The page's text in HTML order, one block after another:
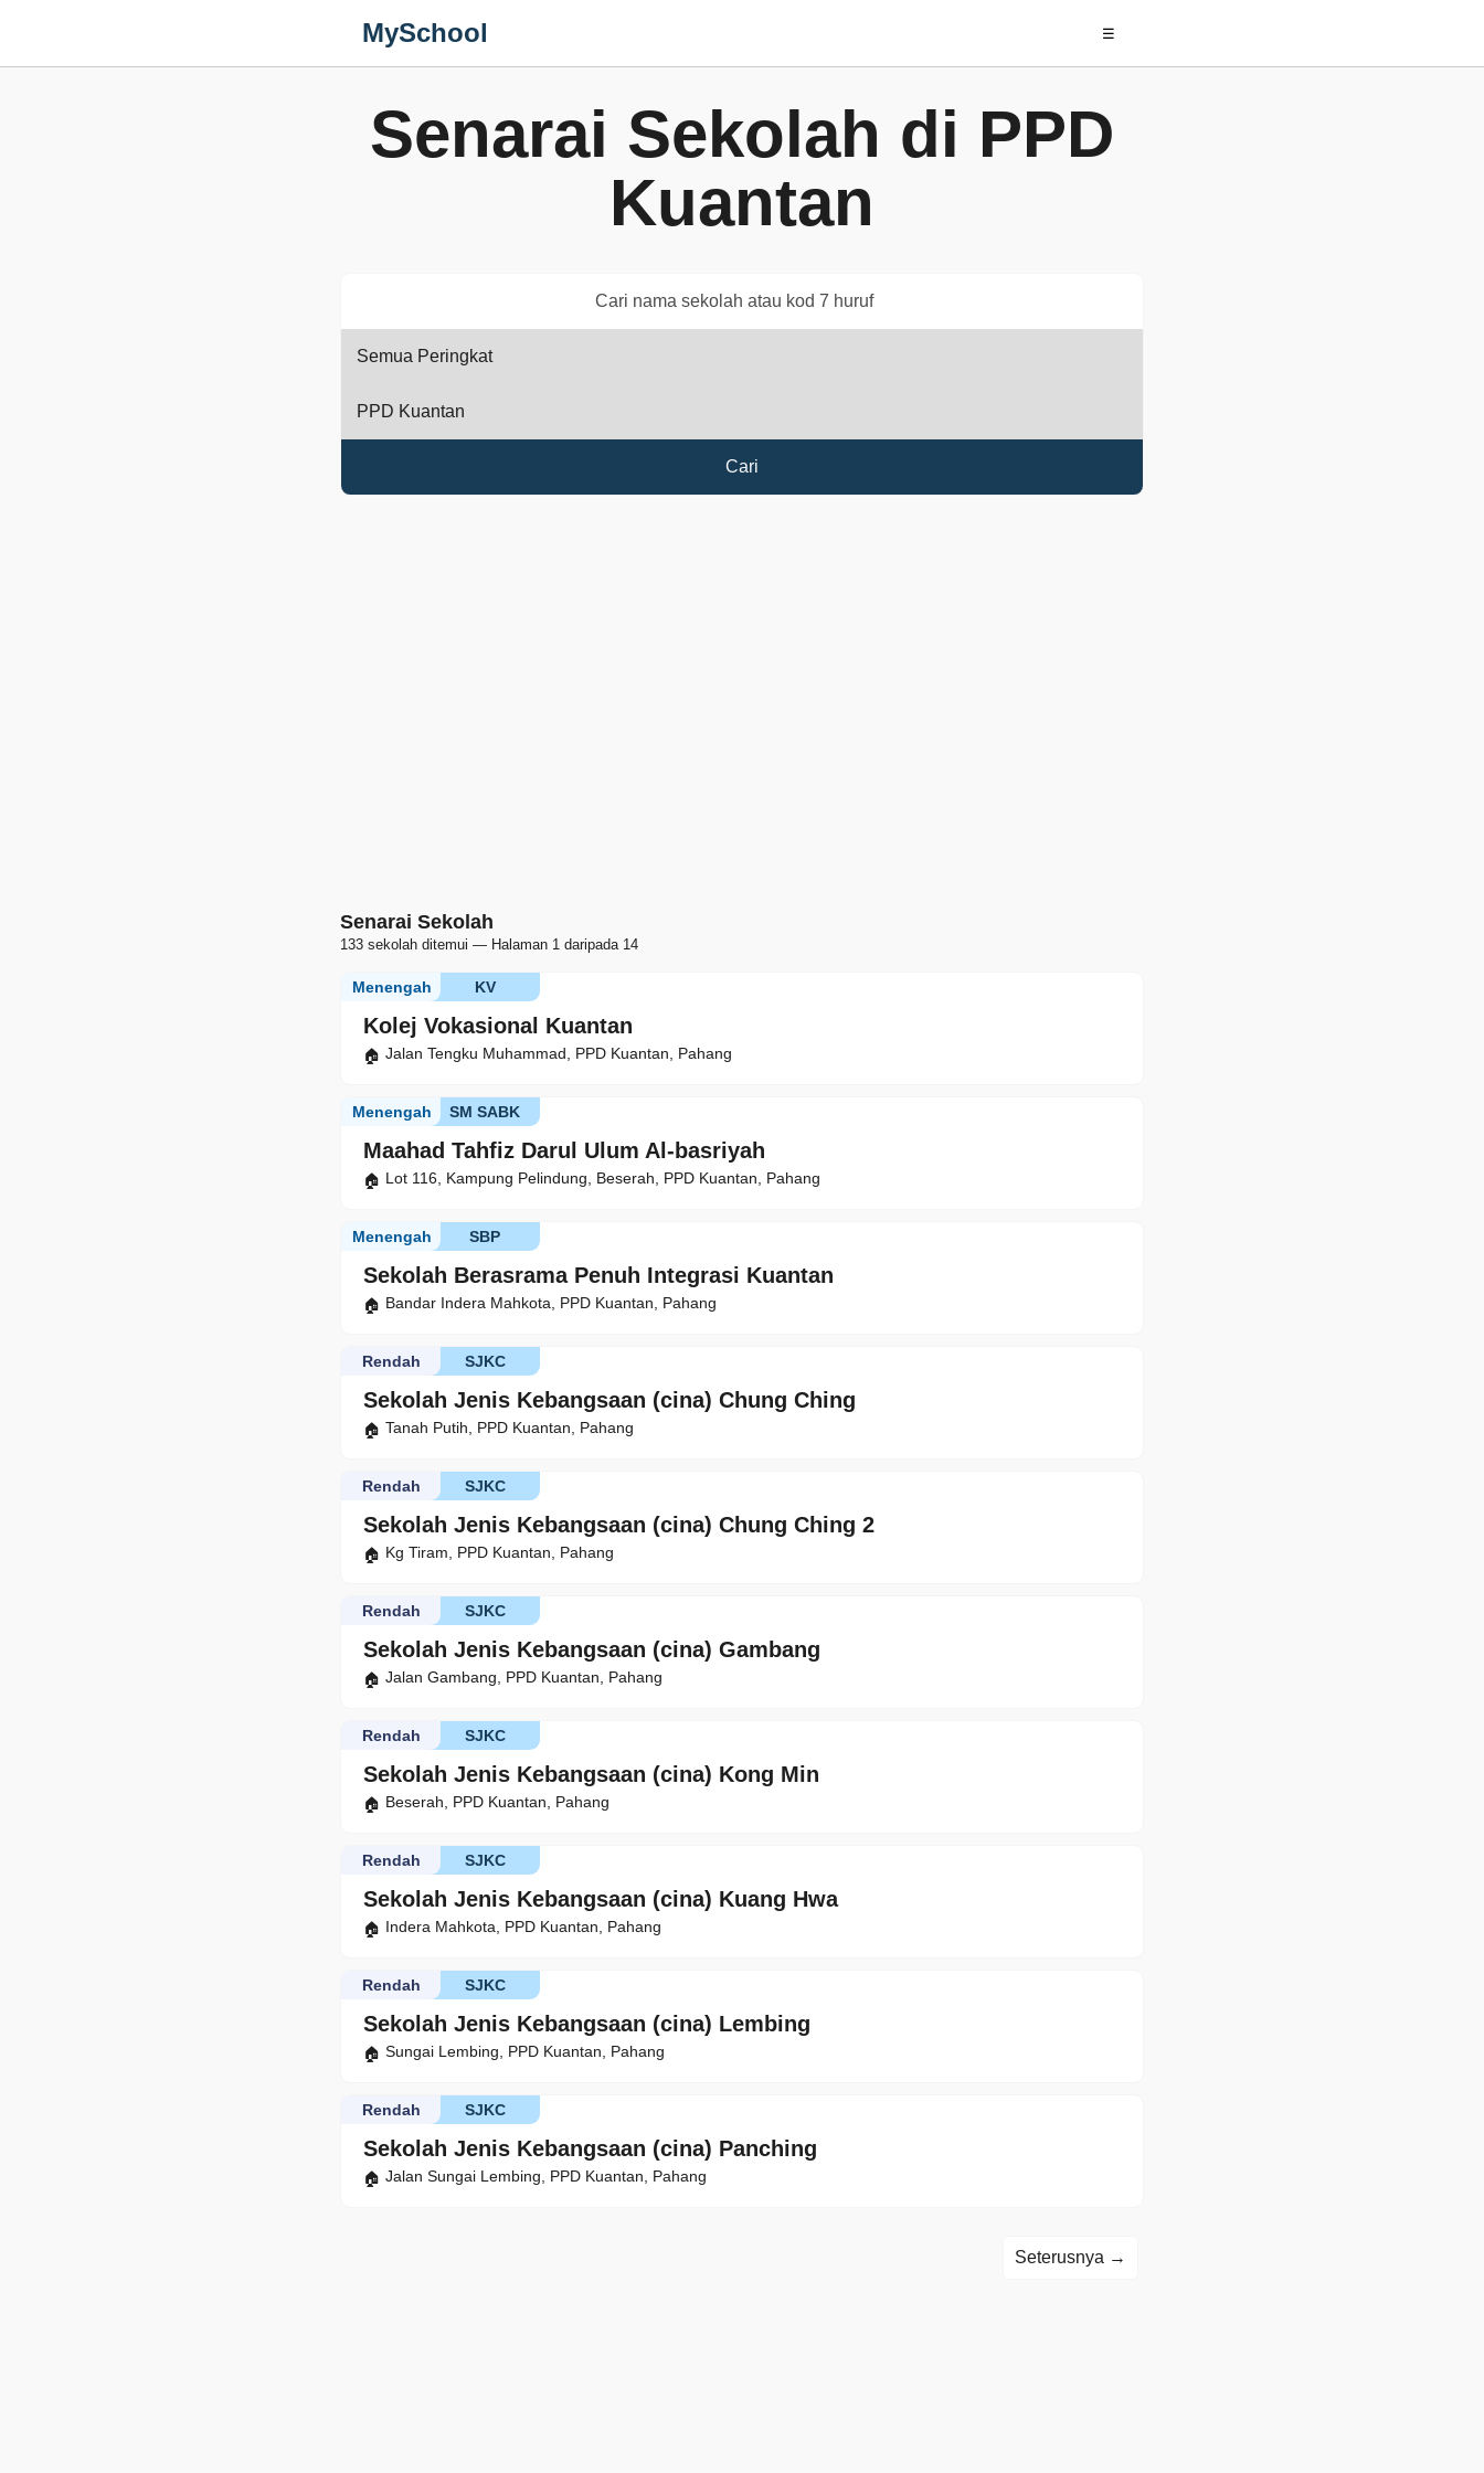
MySchool ☰
Senarai Sekolah di PPD
Kuantan
Cari
Senarai Sekolah
133 sekolah ditemui — Halaman 1 daripada 14
Kolej Vokasional Kuantan
KV
Menengah
Jalan Tengku Muhammad, PPD Kuantan, Pahang
Maahad Tahfiz Darul Ulum Al-basriyah
SM SABK
Menengah
Lot 116, Kampung Pelindung, Beserah, PPD Kuantan, Pahang
Sekolah Berasrama Penuh Integrasi Kuantan
SBP
Menengah
Bandar Indera Mahkota, PPD Kuantan, Pahang
Sekolah Jenis Kebangsaan (cina) Chung Ching
SJKC
Rendah
Tanah Putih, PPD Kuantan, Pahang
Sekolah Jenis Kebangsaan (cina) Chung Ching 2
SJKC
Rendah
Kg Tiram, PPD Kuantan, Pahang
Sekolah Jenis Kebangsaan (cina) Gambang
SJKC
Rendah
Jalan Gambang, PPD Kuantan, Pahang
Sekolah Jenis Kebangsaan (cina) Kong Min
SJKC
Rendah
Beserah, PPD Kuantan, Pahang
Sekolah Jenis Kebangsaan (cina) Kuang Hwa
SJKC
Rendah
Indera Mahkota, PPD Kuantan, Pahang
Sekolah Jenis Kebangsaan (cina) Lembing
SJKC
Rendah
Sungai Lembing, PPD Kuantan, Pahang
Sekolah Jenis Kebangsaan (cina) Panching
SJKC
Rendah
Jalan Sungai Lembing, PPD Kuantan, Pahang
Seterusnya →